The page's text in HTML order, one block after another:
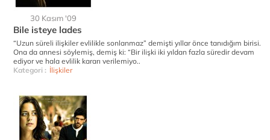
30 Kasım '09
Bile isteye lades
“Uzun süreli ilişkiler evlilikle sonlanmaz” demişti yıllar önce tanıdığım birisi.
Ona da annesi söylemiş, demiş ki: “Bir ilişki iki yıldan fazla süredir devam
ediyor ve hala evlilik kararı verilemiyo..
Kategori : İlişkiler